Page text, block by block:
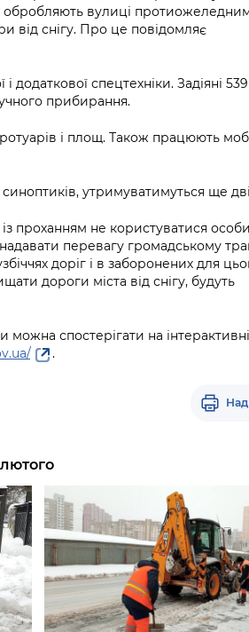
обробляють вулиці
від снігу. Про це повідомляє
спецтехніки. Задіяні 539
прибирання.
і площ. Також працюють
утримуватимуться ще
із проханням не користуватися
перевагу громадському
доріг і в заборонених для
дороги міста від снігу, будуть
можна спостерігати на
.